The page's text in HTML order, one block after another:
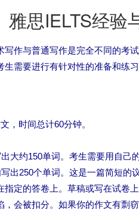
雅思IELTS经验
写作与普通写作是完全不同的考
需要进行有针对性的准备和练习
，时间总计60分钟。
大约150单词。考生需要用自己
出250个单词。这是一篇简短的
指定的答卷上。草稿或写在试卷
会被扣分。如果你的作文有剽窃